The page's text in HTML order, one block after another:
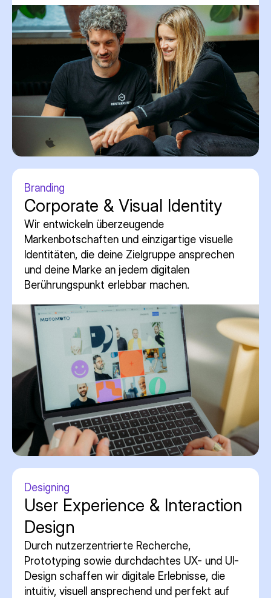
Branding
Corporate & Visual Identity
Wir entwickeln überzeugende
Markenbotschaften und einzigartige visuelle
Identitäten, die deine Zielgruppe ansprechen
und deine Marke an jedem digitalen
Berührungspunkt erlebbar machen.
Designing
User Experience & Interaction
Design
Durch nutzerzentrierte Recherche,
Prototyping sowie durchdachtes UX- und UI-
Design schaffen wir digitale Erlebnisse, die
intuitiv, visuell ansprechend und perfekt auf